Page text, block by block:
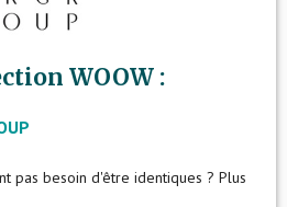
WOOW :
pas besoin d'être identiques ? Plus